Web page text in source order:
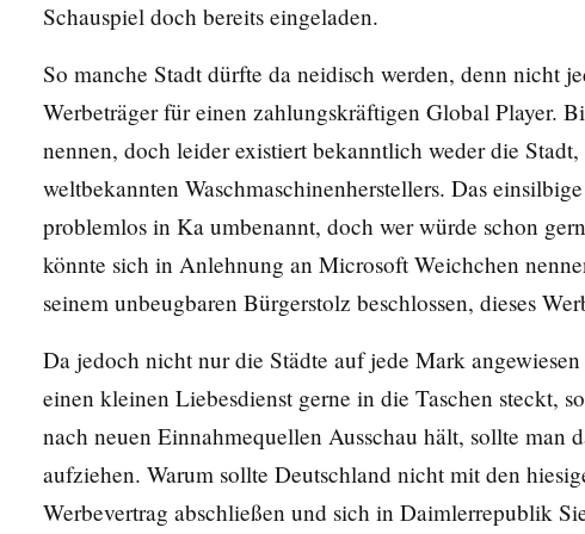
Schauspiel doch bereits eingeladen.
So manche Stadt dürfte da neidisch werden, denn nicht
Werbeträger für einen zahlungskräftigen Global Player.
nennen, doch leider existiert bekanntlich weder die
weltbekannten Waschmaschinenherstellers. Das
problemlos in Ka umbenannt, doch wer würde schon
könnte sich in Anlehnung an Microsoft Weichchen
seinem unbeugbaren Bürgerstolz beschlossen, dieses
Da jedoch nicht nur die Städte auf jede Mark
einen kleinen Liebesdienst gerne in die Taschen steckt,
nach neuen Einnahmequellen Ausschau hält, sollte man
aufziehen. Warum sollte Deutschland nicht mit den
Werbevertrag abschließen und sich in Daimlerrepublik